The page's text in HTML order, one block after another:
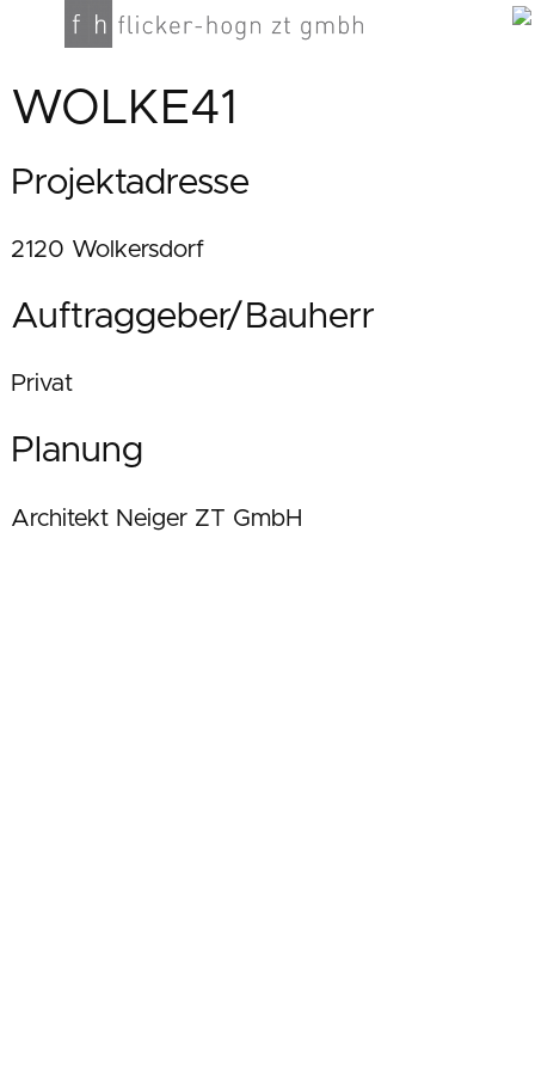
WOLKE41
Projektadresse
2120 Wolkersdorf
Auftraggeber/Bauherr
Privat
Planung
Architekt Neiger ZT GmbH